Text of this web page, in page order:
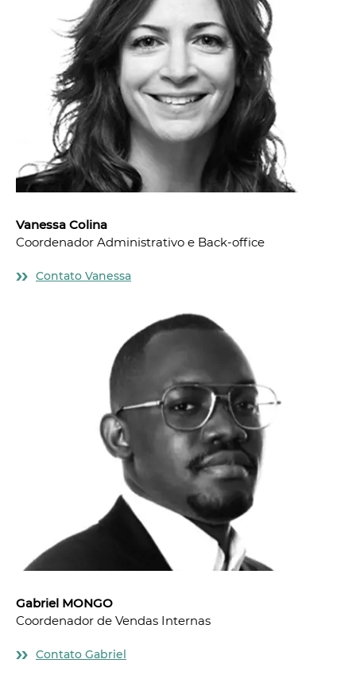
Vanessa Colina
Coordenador Administrativo e Back-office
Contato Vanessa
Gabriel MONGO
Coordenador de Vendas Internas
Contato Gabriel